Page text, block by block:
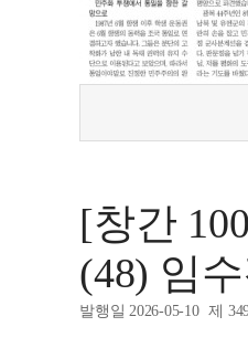
[창간
(48) 임
발행일 2026-05-10 제